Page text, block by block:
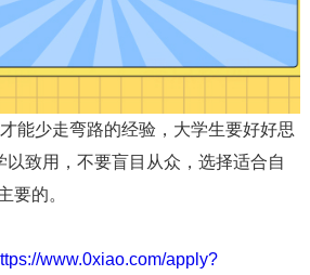
能少走弯路的经验，大学生要好好思
致用，不要盲目从众，选择适合自
要的。
www.0xiao.com/apply?